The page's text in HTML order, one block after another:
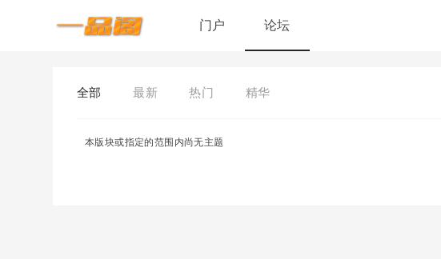
门户 论坛
全部 最新 热门 精华
本版块或指定的范围内尚无主题